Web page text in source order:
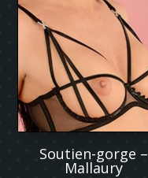
Soutien-gorge –
Mallaury